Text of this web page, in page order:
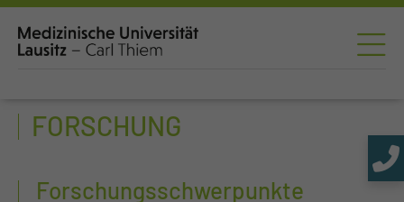
FORSCHUNG
Forschungsschwerpunkte